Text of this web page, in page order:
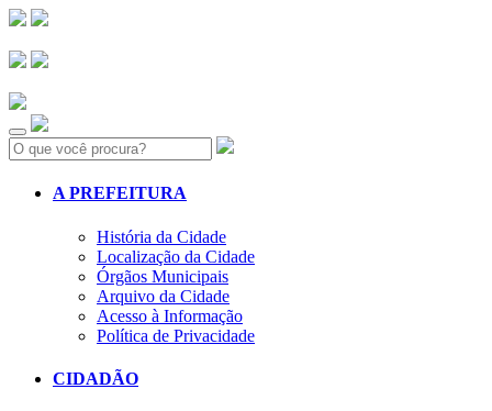
Search:
A PREFEITURA
História da Cidade
Localização da Cidade
Órgãos Municipais
Arquivo da Cidade
Acesso à Informação
Política de Privacidade
CIDADÃO